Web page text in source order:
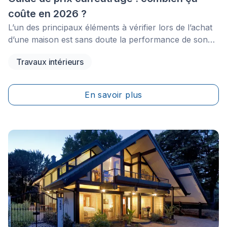
coûte en 2026 ?
L’un des principaux éléments à vérifier lors de l’achat
d’une maison est sans doute la performance de son
conditions climatiques intérieures, celle-ci permet de
rend l’habitation imperméable aux infiltrations d’air et
d’eau.
Travaux intérieurs
En savoir plus